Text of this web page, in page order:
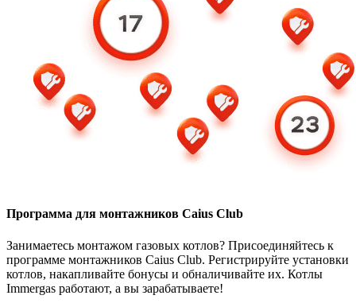
Программа для монтажников Caius Club
Занимаетесь монтажом газовых котлов? Присоединяйтесь к
программе монтажников Caius Club. Регистрируйте установки
котлов, накапливайте бонусы и обналичивайте их. Котлы
Immergas работают, а вы зарабатываете!